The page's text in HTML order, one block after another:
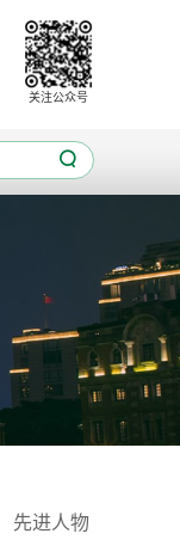
关注公众号

先进人物